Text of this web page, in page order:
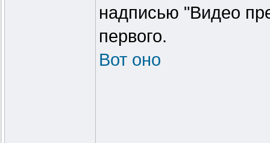
надписью "Видео
первого.
Вот оно